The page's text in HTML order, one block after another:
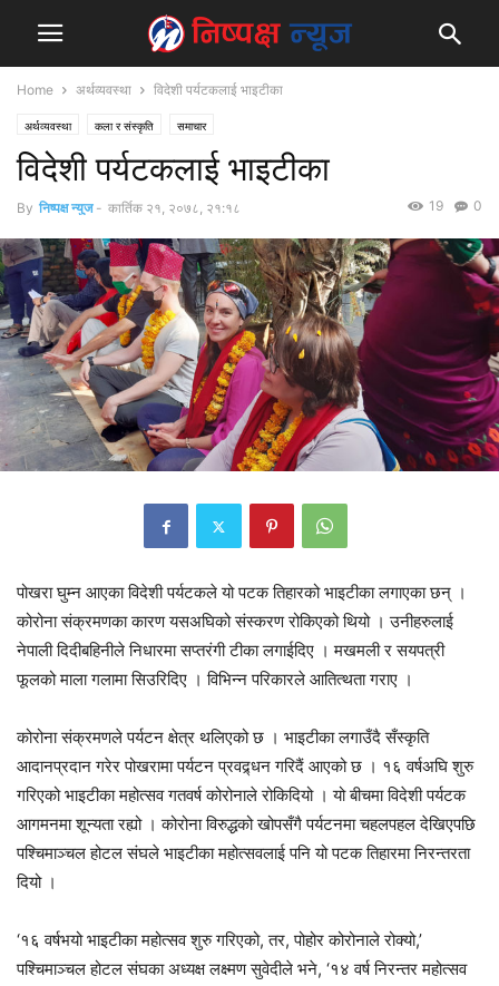
Home अर्थव्यवस्था विदेशी पर्यटकलाई भाइटीका
अर्थव्यवस्था कला र संस्कृति समाचार
विदेशी पर्यटकलाई भाइटीका
By निष्पक्ष न्युज - कार्तिक २१, २०७८, २१:१८ 0
19
पोखरा घुम्न आएका विदेशी पर्यटकले यो पटक तिहारको भाइटीका लगाएका छन् ।
कोरोना संक्रमणका कारण यसअघिको संस्करण रोकिएको थियो । उनीहरुलाई
नेपाली दिदीबहिनीले निधारमा सप्तरंगी टीका लगाईदिए । मखमली र सयपत्री
फूलको माला गलामा सिउरिदिए । विभिन्न परिकारले आतित्थता गराए ।
कोरोना संक्रमणले पर्यटन क्षेत्र थलिएको छ । भाइटीका लगाउँदै सँस्कृति
आदानप्रदान गरेर पोखरामा पर्यटन प्रवद्र्धन गरिदैं आएको छ । १६ वर्षअघि शुरु
गरिएको भाइटीका महोत्सव गतवर्ष कोरोनाले रोकिदियो । यो बीचमा विदेशी पर्यटक
आगमनमा शून्यता रह्यो । कोरोना विरुद्धको खोपसँगै पर्यटनमा चहलपहल देखिएपछि
पश्चिमाञ्चल होटल संघले भाइटीका महोत्सवलाई पनि यो पटक तिहारमा निरन्तरता
दियो ।
‘१६ वर्षभयो भाइटीका महोत्सव शुरु गरिएको, तर, पोहोर कोरोनाले रोक्यो,’
पश्चिमाञ्चल होटल संघका अध्यक्ष लक्ष्मण सुवेदीले भने, ‘१४ वर्ष निरन्तर महोत्सव